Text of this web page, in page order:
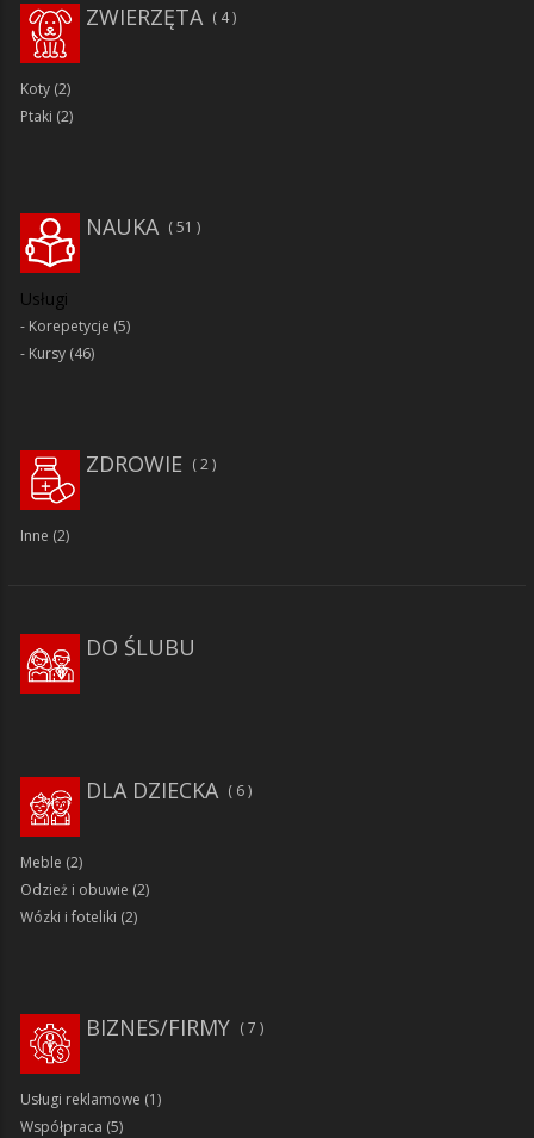
ZWIERZĘTA 4
Koty (2)
Ptaki (2)
51
NAUKA
Usługi
Korepetycje (5)
Kursy (46)
ZDROWIE 2
Inne (2)
DO ŚLUBU
6
DLA DZIECKA
Meble (2)
Odzież i obuwie (2)
Wózki i foteliki (2)
7
BIZNES/FIRMY
Usługi reklamowe (1)
Współpraca (5)